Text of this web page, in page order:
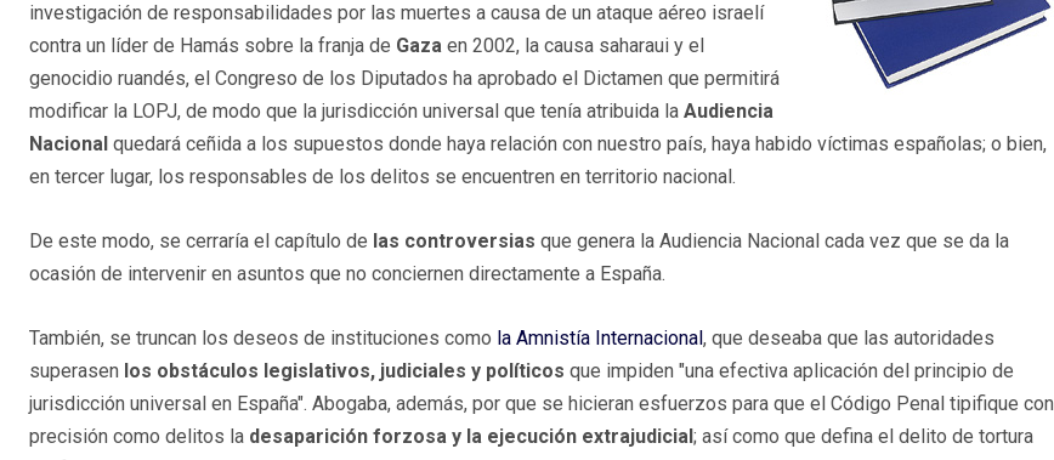
investigación de responsabilidades por las muertes a causa de un ataque aéreo israelí
contra un líder de Hamás sobre la franja de Gaza en 2002, la causa saharaui y el
genocidio ruandés, el Congreso de los Diputados ha aprobado el Dictamen que permitirá
modificar la LOPJ, de modo que la jurisdicción universal que tenía atribuida la Audiencia
Nacional quedará ceñida a los supuestos donde haya relación con nuestro país, haya habido víctimas españolas; o bien,
en tercer lugar, los responsables de los delitos se encuentren en territorio nacional.
De este modo, se cerraría el capítulo de las controversias que genera la Audiencia Nacional cada vez que se da la
ocasión de intervenir en asuntos que no conciernen directamente a España.
También, se truncan los deseos de instituciones como la Amnistía Internacional , que deseaba que las autoridades
superasen los obstáculos legislativos, judiciales y políticos que impiden "una efectiva aplicación del principio de
jurisdicción universal en España". Abogaba, además, por que se hicieran esfuerzos para que el Código Penal tipifique con
precisión como delitos la desaparición forzosa y la ejecución extrajudicial ; así como que defina el delito de tortura